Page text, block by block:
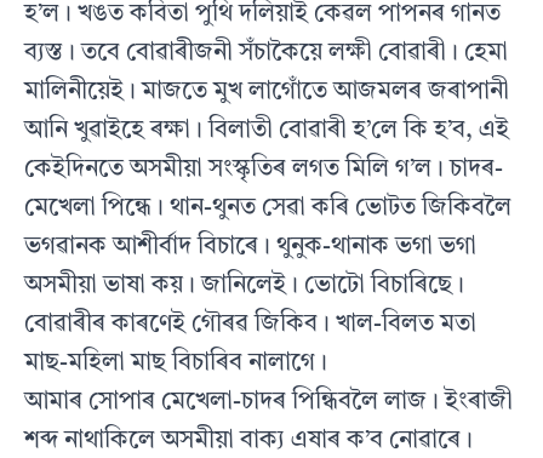
হ’ল। খঙত কবিতা পুথি দলিয়াই কেৱল পাপনৰ গানত
ব্যস্ত। তবে বোৱাৰীজনী সঁচাকৈয়ে লক্ষী বোৱাৰী। হেমা
মালিনীয়েই। মাজতে মুখ লাগোঁতে আজমলৰ জৰাপানী
আনি খুৱাইহে ৰক্ষা। বিলাতী বোৱাৰী হ’লে কি হ’ব, এই
কেইদিনতে অসমীয়া সংস্কৃতিৰ লগত মিলি গ’ল। চাদৰ-
মেখেলা পিন্ধে। থান-থুনত সেৱা কৰি ভোটত জিকিবলৈ
ভগৱানক আশীৰ্বাদ বিচাৰে। থুনুক-থানাক ভগা ভগা
অসমীয়া ভাষা কয়। জানিলেই। ভোটো বিচাৰিছে।
বোৱাৰীৰ কাৰণেই গৌৰৱ জিকিব। খাল-বিলত মতা
মাছ-মহিলা মাছ বিচাৰিব নালাগে।
আমাৰ সোপাৰ মেখেলা-চাদৰ পিন্ধিবলৈ লাজ। ইংৰাজী
শব্দ নাথাকিলে অসমীয়া বাক্য এষাৰ ক’ব নোৱাৰে।